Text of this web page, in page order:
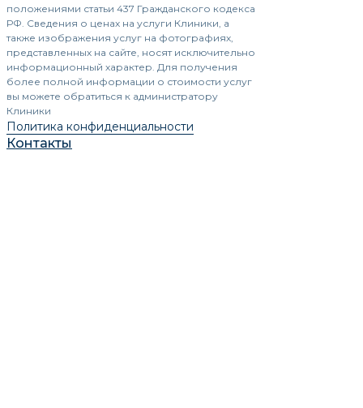
положениями статьи 437 Гражданского кодекса
РФ. Сведения о ценах на услуги Клиники, а
также изображения услуг на фотографиях,
представленных на сайте, носят исключительно
информационный характер. Для получения
более полной информации о стоимости услуг
вы можете обратиться к администратору
Клиники
Политика конфиденциальности
Контакты